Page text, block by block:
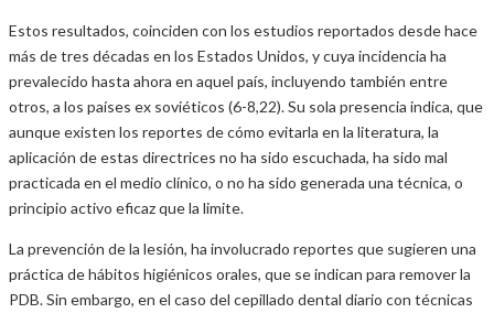
Estos resultados, coinciden con los estudios reportados desde hace
más de tres décadas en los Estados Unidos, y cuya incidencia ha
prevalecido hasta ahora en aquel país, incluyendo también entre
otros, a los países ex soviéticos (6-8,22). Su sola presencia indica, que
aunque existen los reportes de cómo evitarla en la literatura, la
aplicación de estas directrices no ha sido escuchada, ha sido mal
practicada en el medio clínico, o no ha sido generada una técnica, o
principio activo eficaz que la limite.
La prevención de la lesión, ha involucrado reportes que sugieren una
práctica de hábitos higiénicos orales, que se indican para remover la
PDB. Sin embargo, en el caso del cepillado dental diario con técnicas